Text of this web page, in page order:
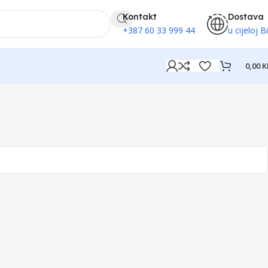
Kontakt
+387 60 33 999 44
Dostava
u cijeloj
0,00